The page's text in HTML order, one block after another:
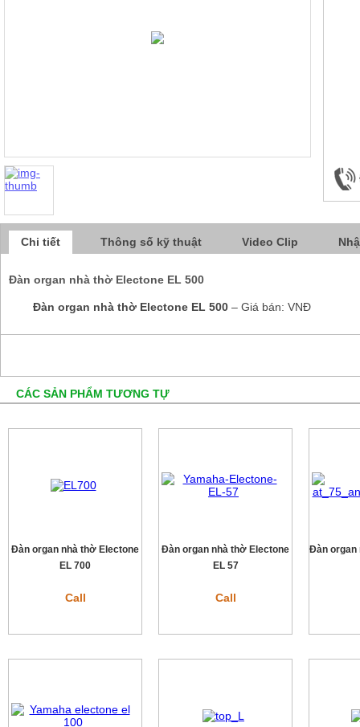
Chi tiết Thông số kỹ thuật Video Clip
Đàn organ nhà thờ Electone EL 500
Đàn organ nhà thờ Electone EL 500 – Giá bán: VNĐ
CÁC SẢN PHẨM TƯƠNG TỰ
Đàn organ nhà thờ Electone
EL 700
Call
Đàn organ nhà thờ Electone
EL 57
Call
Đàn organ